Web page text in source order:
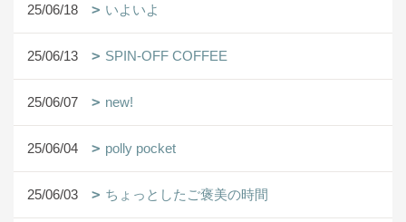
25/06/18 いよいよ
25/06/13 SPIN-OFF COFFEE
25/06/07 new!
25/06/04 polly pocket
25/06/03 ちょっとしたご褒美の時間